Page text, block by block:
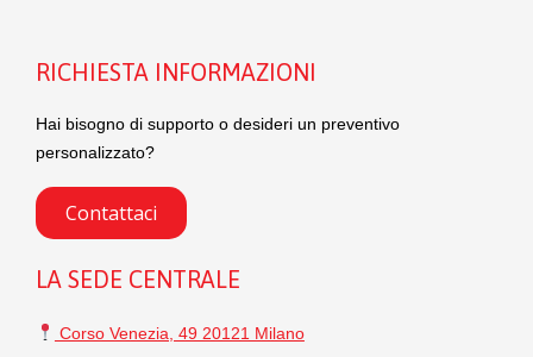
RICHIESTA INFORMAZIONI
Hai bisogno di supporto o desideri un preventivo
personalizzato?
Contattaci
LA SEDE CENTRALE
Corso Venezia, 49 20121 Milano